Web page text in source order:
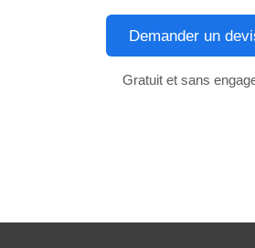
Demander un
Gratuit et sans